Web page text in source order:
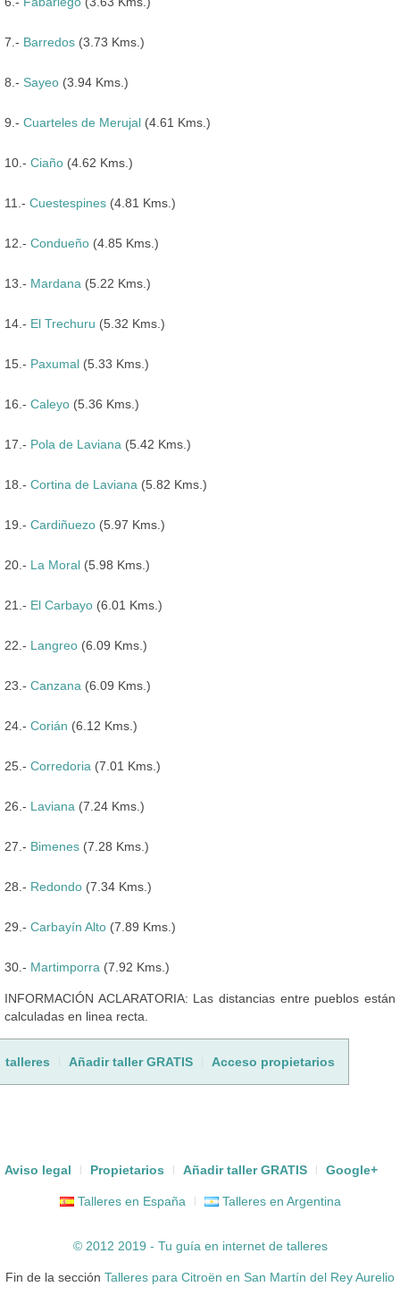
7.- Barredos (3.73 Kms.)
8.- Sayeo (3.94 Kms.)
9.- Cuarteles de Merujal (4.61 Kms.)
10.- Ciaño (4.62 Kms.)
11.- Cuestespines (4.81 Kms.)
12.- Condueño (4.85 Kms.)
13.- Mardana (5.22 Kms.)
14.- El Trechuru (5.32 Kms.)
15.- Paxumal (5.33 Kms.)
16.- Caleyo (5.36 Kms.)
17.- Pola de Laviana (5.42 Kms.)
18.- Cortina de Laviana (5.82 Kms.)
19.- Cardiñuezo (5.97 Kms.)
20.- La Moral (5.98 Kms.)
21.- El Carbayo (6.01 Kms.)
22.- Langreo (6.09 Kms.)
23.- Canzana (6.09 Kms.)
24.- Corián (6.12 Kms.)
25.- Corredoria (7.01 Kms.)
26.- Laviana (7.24 Kms.)
27.- Bimenes (7.28 Kms.)
28.- Redondo (7.34 Kms.)
29.- Carbayín Alto (7.89 Kms.)
30.- Martimporra (7.92 Kms.)
INFORMACIÓN ACLARATORIA: Las distancias entre pueblos están
calculadas en linea recta.
talleres Añadir taller GRATIS Acceso propietarios
Aviso legal Propietarios Añadir taller GRATIS Google+
Talleres en España Talleres en Argentina
© 2012 2019 - Tu guía en internet de talleres
Fin de la sección Talleres para Citroën en San Martín del Rey Aurelio